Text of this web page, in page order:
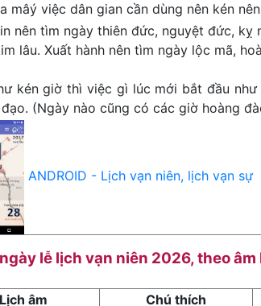
mâý việc dân gian cần dùng nên kén
nên tìm ngày thiên đức, nguyệt đức, kỵ
lâu. Xuất hành nên tìm ngày lộc mã,
kén giờ thì việc gì lúc mới bắt đầu
(Ngày nào cũng có các giờ hoàng
ANDROID - Lịch vạn niên, lịch vạn sự
lễ lịch vạn niên 2026, theo
Lịch âm Chú thích